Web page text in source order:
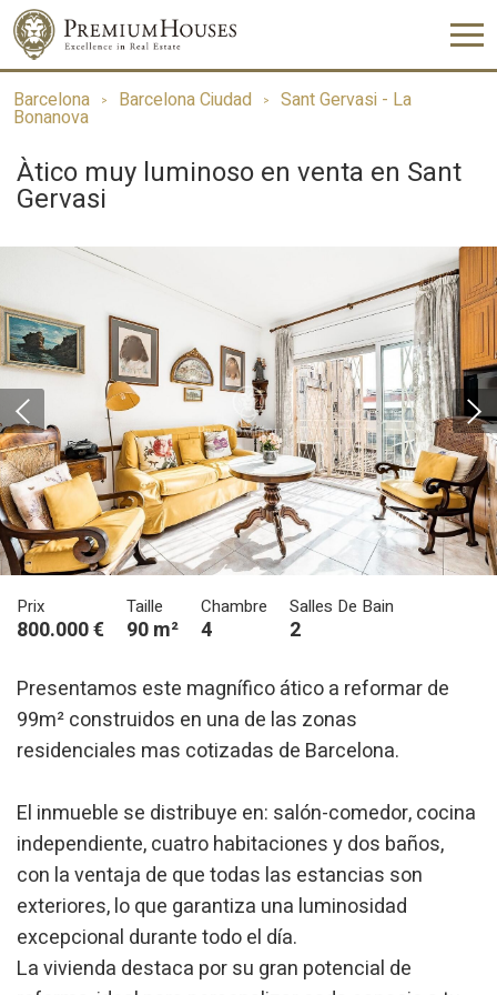
Barcelona Barcelona Ciudad Sant Gervasi - La
Bonanova
Àtico muy luminoso en venta en Sant
Gervasi
Prix
800.000 €
Taille
90 m²
Chambre
4
Salles De Bain
2
Presentamos este magnífico ático a reformar de
99m² construidos en una de las zonas
residenciales mas cotizadas de Barcelona.
El inmueble se distribuye en: salón-comedor, cocina
independiente, cuatro habitaciones y dos baños,
con la ventaja de que todas las estancias son
exteriores, lo que garantiza una luminosidad
excepcional durante todo el día.
La vivienda destaca por su gran potencial de